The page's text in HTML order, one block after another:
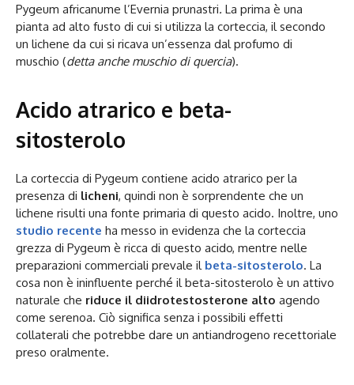
Pygeum africanume l’Evernia prunastri. La prima è una
pianta ad alto fusto di cui si utilizza la corteccia, il secondo
un lichene da cui si ricava un’essenza dal profumo di
muschio (detta anche muschio di quercia).
Acido atrarico e beta-
sitosterolo
La corteccia di Pygeum contiene acido atrarico per la
presenza di licheni, quindi non è sorprendente che un
lichene risulti una fonte primaria di questo acido. Inoltre, uno
studio recente ha messo in evidenza che la corteccia
grezza di Pygeum è ricca di questo acido, mentre nelle
preparazioni commerciali prevale il beta-sitosterolo. La
cosa non è ininfluente perché il beta-sitosterolo è un attivo
naturale che riduce il diidrotestosterone alto agendo
come serenoa. Ciò significa senza i possibili effetti
collaterali che potrebbe dare un antiandrogeno recettoriale
preso oralmente.